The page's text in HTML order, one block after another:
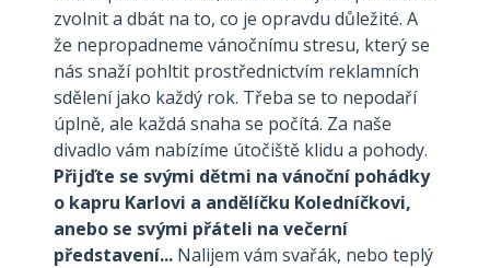
zvolnit a dbát na to, co je opravdu důležité. A
že nepropadneme vánočnímu stresu, který se
nás snaží pohltit prostřednictvím reklamních
sdělení jako každý rok. Třeba se to nepodaří
úplně, ale každá snaha se počítá. Za naše
divadlo vám nabízíme útočiště klidu a pohody.
Přijďte se svými dětmi na vánoční pohádky
o kapru Karlovi​ a andělíčku Koledníčkovi​,
anebo se svými přáteli na večerní
představení... Nalijem vám svařák, nebo teplý